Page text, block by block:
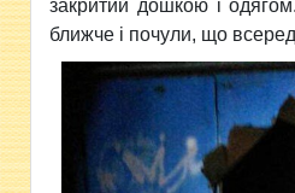
закритий дошкою і
ближче і почули, що